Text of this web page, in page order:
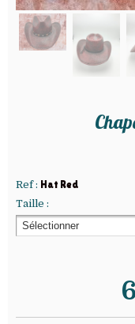
Ref : Hat Red
Taille :